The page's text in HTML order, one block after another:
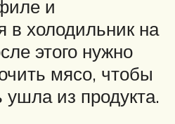
и
в холодильник на
этого нужно
мясо, чтобы
из продукта.